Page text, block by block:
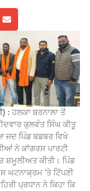
: ਹਲਕਾ ਬਰਨਾਲਾ ਤੋਂ
ਕੁਲਵੰਤ ਸਿੰਘ ਕੀਤੂ
ਜਦ ਪਿੰਡ ਬਡਬਰ ਵਿਖੇ
ਨੇ ਕਾਂਗਰਸ ਪਾਰਟੀ
ਸ਼ਮੂਲੀਅਤ ਕੀਤੀ। ਪਿੰਡ
ਘਟਨਾਕ੍ਰਮ ’ਤੇ ਟਿੱਪਣੀ
ਪ੍ਰਧਾਨ ਨੇ ਕਿਹਾ ਕਿ